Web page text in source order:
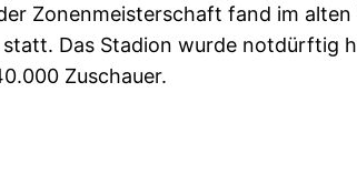
Zonenmeisterschaft fand im
statt. Das Stadion wurde notdürftig
Zuschauer.